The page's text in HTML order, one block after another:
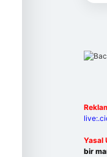
Yasal
bir